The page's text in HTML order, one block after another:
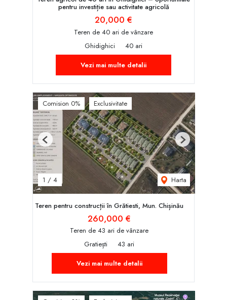
pentru investiție sau activitate agricolă
20,000 €
Teren de 40 ari de vânzare
Ghidighici
40 ari
Vezi mai multe detalii
Comision 0% Exclusivitate
1 / 4 Harta
Previous Next
Teren pentru construcții în Grătiesti, Mun. Chișinău
260,000 €
Teren de 43 ari de vânzare
Gratiești
43 ari
Vezi mai multe detalii